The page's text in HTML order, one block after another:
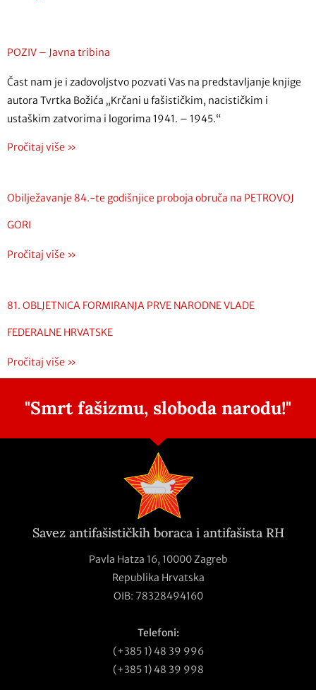
POZIV – Javna tribina
Čast nam je i zadovoljstvo pozvati Vas na predstavljanje knjige
autora Tvrtka Božića „Krčani u fašističkim, nacističkim i
ustaškim zatvorima i logorima 1941. – 1945.“
Pročitaj više »
Obilježavanje 84.-te godišnjice proboja obruča na PETROVOJ
GORI
Pročitaj više »
81. OBLJETNICA FORMIRANJA PRVE NARODNE VLADE
FEDERALNE HRVATSKE
Pročitaj više »
"Smrt fašizmu, sloboda narodu!"
Savez antifašističkih boraca i antifašista RH
Pavla Hatza 16, 10000 Zagreb
Republika Hrvatska
OIB: 78328494160
Telefoni:
(+385 1) 48 39 996
(+385 1) 48 39 998